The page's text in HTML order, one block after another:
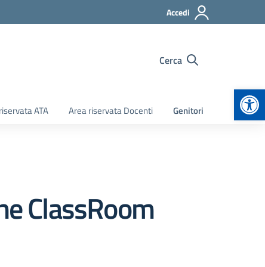
Accedi
Cerca
ATA Area riservata Docenti Genitori
ClassRoom